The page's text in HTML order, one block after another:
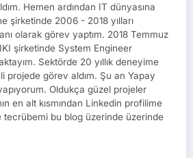
Hemen ardından IT dünyasına
şirketinde 2006 - 2018 yılları
olarak görev yaptım. 2018 Temmuz
şirketinde System Engineer
Sektörde 20 yıllık deneyime
projede görev aldım. Şu an Yapay
Oldukça güzel projeler
en alt kısmından Linkedin profilime
tecrübemi bu blog üzerinde üzerinde